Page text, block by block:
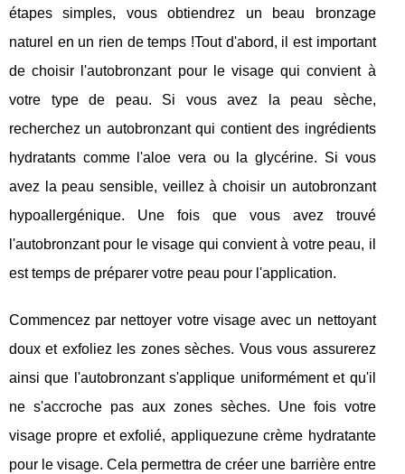
étapes simples, vous obtiendrez un beau bronzage
naturel en un rien de temps !Tout d'abord, il est important
de choisir l'autobronzant pour le visage qui convient à
votre type de peau. Si vous avez la peau sèche,
recherchez un autobronzant qui contient des ingrédients
hydratants comme l'aloe vera ou la glycérine. Si vous
avez la peau sensible, veillez à choisir un autobronzant
hypoallergénique. Une fois que vous avez trouvé
l'autobronzant pour le visage qui convient à votre peau, il
est temps de préparer votre peau pour l'application.
Commencez par nettoyer votre visage avec un nettoyant
doux et exfoliez les zones sèches. Vous vous assurerez
ainsi que l'autobronzant s'applique uniformément et qu'il
ne s'accroche pas aux zones sèches. Une fois votre
visage propre et exfolié, appliquezune crème hydratante
pour le visage. Cela permettra de créer une barrière entre